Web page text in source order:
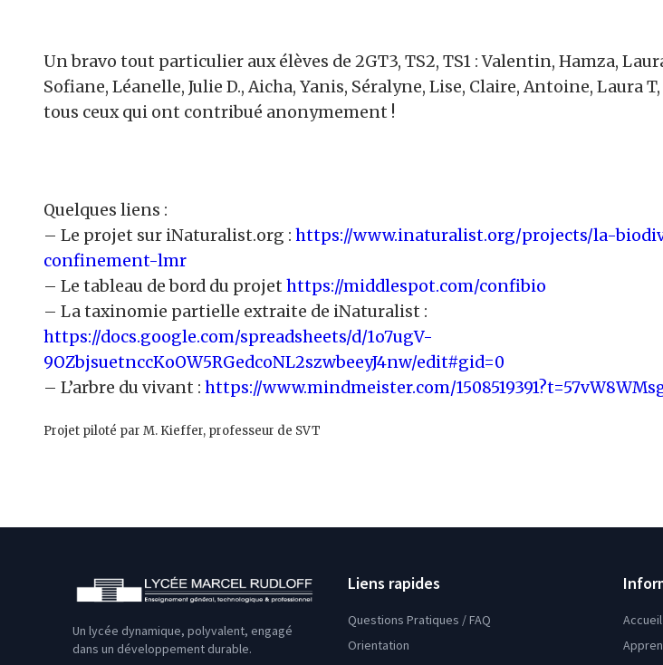
Un bravo tout particulier aux élèves de 2GT3, TS2, TS1 : Valentin, Hamza,
Sofiane, Léanelle, Julie D., Aicha, Yanis, Séralyne, Lise, Claire, Antoine, Laura
tous ceux qui ont contribué anonymement !
Quelques liens :
– Le projet sur iNaturalist.org : https://www.inaturalist.org/projects/la-
confinement-lmr
– Le tableau de bord du projet https://middlespot.com/confibio
– La taxinomie partielle extraite de iNaturalist :
https://docs.google.com/spreadsheets/d/1o7ugV-
9OZbjsuetnccKoOW5RGedcoNL2szwbeeyJ4nw/edit#gid=0
– L’arbre du vivant : https://www.mindmeister.com/
Projet piloté par M. Kieffer, professeur de SVT
Un lycée dynamique, polyvalent, engagé
dans un développement durable.
Liens rapides
Questions Pratiques / FAQ
Orientation
Accueil